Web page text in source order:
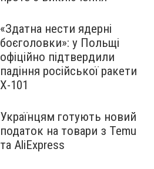
«Здатна нести ядерні
боєголовки»: у Польщі
офіційно підтвердили
падіння російської ракети
Х-101
Українцям готують новий
податок на товари з Temu
та AliExpress